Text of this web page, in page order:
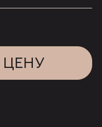
ЦЕНУ